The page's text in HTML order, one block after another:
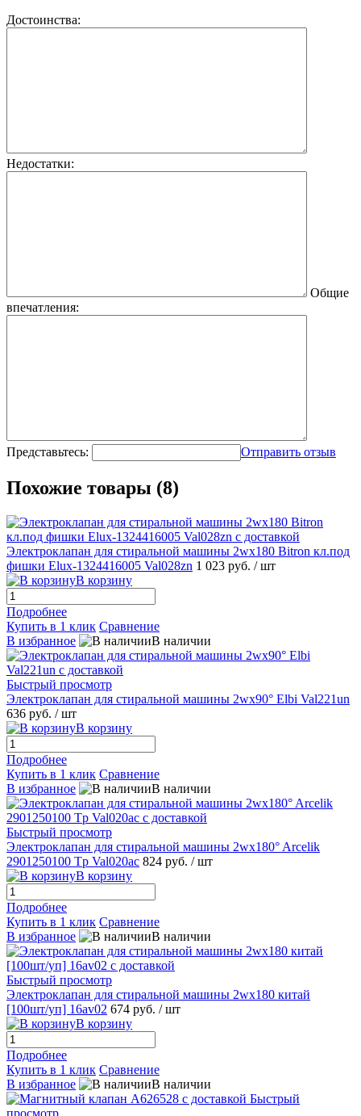
Достоинства:
Недостатки:
Общие
впечатления:
Представьтесь: Отправить отзыв
Похожие товары (8)
Электроклапан для стиральной машины 2wх180 Bitron кл.под
фишки Elux-1324416005 Val028zn 1 023 руб. / шт
В корзину
Подробнее
Купить в 1 клик Сравнение
В избранное
В наличии
Быстрый просмотр
Электроклапан для стиральной машины 2wx90° Elbi Val221un
636 руб. / шт
В корзину
Подробнее
Купить в 1 клик Сравнение
В избранное
В наличии
Быстрый просмотр
Электроклапан для стиральной машины 2wx180° Arcelik
2901250100 Tp Val020ac 824 руб. / шт
В корзину
Подробнее
Купить в 1 клик Сравнение
В избранное
В наличии
Быстрый просмотр
Электроклапан для стиральной машины 2wx180 китай
[100шт/уп] 16av02 674 руб. / шт
В корзину
Подробнее
Купить в 1 клик Сравнение
В избранное
В наличии
Быстрый
просмотр